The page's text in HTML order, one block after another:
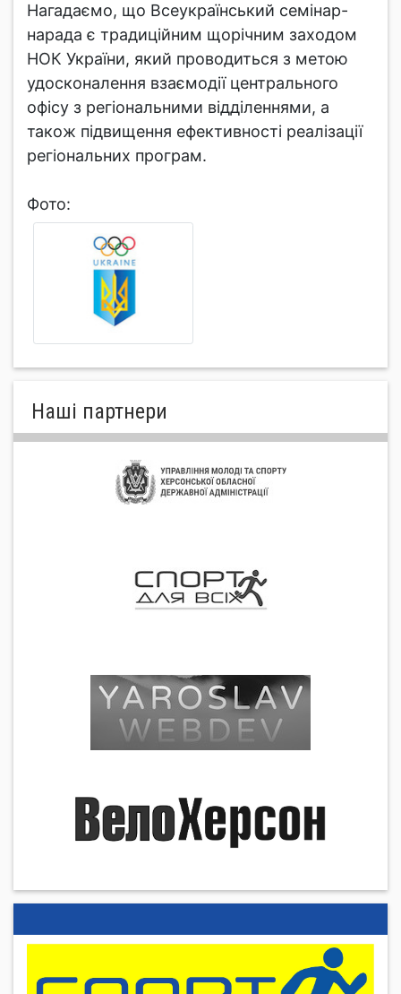
Нагадаємо, що Всеукраїнський семінар-
нарада є традиційним щорічним заходом
НОК України, який проводиться з метою
удосконалення взаємодії центрального
офісу з регіональними відділеннями, а
також підвищення ефективності реалізації
регіональних програм.
Фото:
Нашi партнери